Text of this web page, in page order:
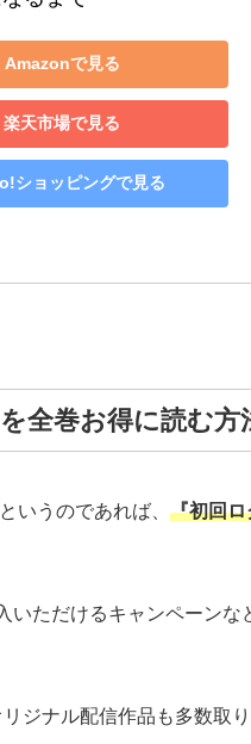
Amazonで見る
楽天市場で見る
ショッピングで見る
全巻お得に読む方
いうのであれば、 『初回
ただけるキャンペーン
ジナル配信作品も多数取り